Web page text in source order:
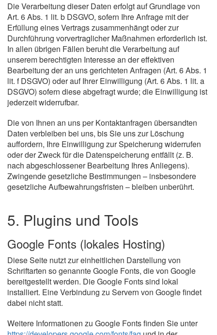
Die Verarbeitung dieser Daten erfolgt auf Grundlage von
Art. 6 Abs. 1 lit. b DSGVO, sofern Ihre Anfrage mit der
Erfüllung eines Vertrags zusammenhängt oder zur
Durchführung vorvertraglicher Maßnahmen erforderlich ist.
In allen übrigen Fällen beruht die Verarbeitung auf
unserem berechtigten Interesse an der effektiven
Bearbeitung der an uns gerichteten Anfragen (Art. 6 Abs. 1
lit. f DSGVO) oder auf Ihrer Einwilligung (Art. 6 Abs. 1 lit. a
DSGVO) sofern diese abgefragt wurde; die Einwilligung ist
jederzeit widerrufbar.
Die von Ihnen an uns per Kontaktanfragen übersandten
Daten verbleiben bei uns, bis Sie uns zur Löschung
auffordern, Ihre Einwilligung zur Speicherung widerrufen
oder der Zweck für die Datenspeicherung entfällt (z. B.
nach abgeschlossener Bearbeitung Ihres Anliegens).
Zwingende gesetzliche Bestimmungen – insbesondere
gesetzliche Aufbewahrungsfristen – bleiben unberührt.
5. Plugins und Tools
Google Fonts (lokales Hosting)
Diese Seite nutzt zur einheitlichen Darstellung von
Schriftarten so genannte Google Fonts, die von Google
bereitgestellt werden. Die Google Fonts sind lokal
installiert. Eine Verbindung zu Servern von Google findet
dabei nicht statt.
Weitere Informationen zu Google Fonts finden Sie unter